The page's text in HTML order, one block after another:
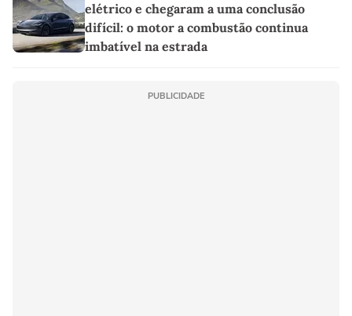
elétrico e chegaram a uma conclusão
difícil: o motor a combustão continua
imbatível na estrada
PUBLICIDADE